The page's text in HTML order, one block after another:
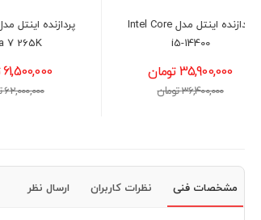
پردازنده اینتل مدل Intel Core
Ultra 7 265K
61,500,000 تومان
62,000,000 تومان
PLUS D4
مشخصات فنی نظرات کاربران ارسال نظر